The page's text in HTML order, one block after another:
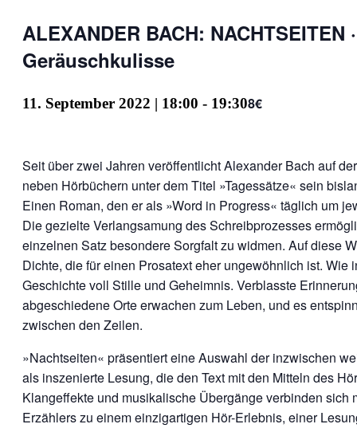
ALEXANDER BACH: NACHTSEITEN
Geräuschkulisse
11. September 2022 | 18:00 - 19:308€
Seit über zwei Jahren veröffentlicht Alexander Bach auf
neben Hörbüchern unter dem Titel »Tagessätze« sein
Einen Roman, den er als »Word in Progress« täglich um
Die gezielte Verlangsamung des Schreibprozesses
einzelnen Satz besondere Sorgfalt zu widmen. Auf diese
Dichte, die für einen Prosatext eher ungewöhnlich ist. Wie
Geschichte voll Stille und Geheimnis. Verblasste
abgeschiedene Orte erwachen zum Leben, und es
zwischen den Zeilen.
»Nachtseiten« präsentiert eine Auswahl der inzwischen
als inszenierte Lesung, die den Text mit den Mitteln des
Klangeffekte und musikalische Übergänge verbinden sich
Erzählers zu einem einzigartigen Hör-Erlebnis, einer